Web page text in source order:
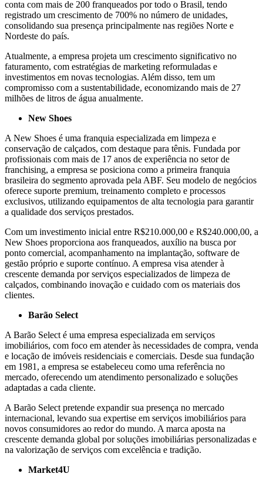
conta com mais de 200 franqueados por todo o Brasil, tendo
registrado um crescimento de 700% no número de unidades,
consolidando sua presença principalmente nas regiões Norte e
Nordeste do país.
Atualmente, a empresa projeta um crescimento significativo no
faturamento, com estratégias de marketing reformuladas e
investimentos em novas tecnologias. Além disso, tem um
compromisso com a sustentabilidade, economizando mais de 27
milhões de litros de água anualmente.
New Shoes
A New Shoes é uma franquia especializada em limpeza e
conservação de calçados, com destaque para tênis. Fundada por
profissionais com mais de 17 anos de experiência no setor de
franchising, a empresa se posiciona como a primeira franquia
brasileira do segmento aprovada pela ABF. Seu modelo de negócios
oferece suporte premium, treinamento completo e processos
exclusivos, utilizando equipamentos de alta tecnologia para garantir
a qualidade dos serviços prestados.
Com um investimento inicial entre R$210.000,00 e R$240.000,00, a
New Shoes proporciona aos franqueados, auxílio na busca por
ponto comercial, acompanhamento na implantação, software de
gestão próprio e suporte contínuo. A empresa visa atender à
crescente demanda por serviços especializados de limpeza de
calçados, combinando inovação e cuidado com os materiais dos
clientes.
Barão Select
A Barão Select é uma empresa especializada em serviços
imobiliários, com foco em atender às necessidades de compra, venda
e locação de imóveis residenciais e comerciais. Desde sua fundação
em 1981, a empresa se estabeleceu como uma referência no
mercado, oferecendo um atendimento personalizado e soluções
adaptadas a cada cliente.
A Barão Select pretende expandir sua presença no mercado
internacional, levando sua expertise em serviços imobiliários para
novos consumidores ao redor do mundo. A marca aposta na
crescente demanda global por soluções imobiliárias personalizadas e
na valorização de serviços com excelência e tradição.
Market4U